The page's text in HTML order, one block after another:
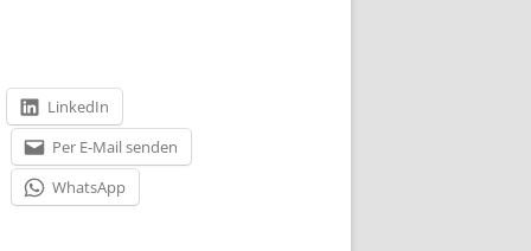
LinkedIn
Per E-Mail senden
WhatsApp